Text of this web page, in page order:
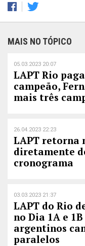
MAIS NO TÓPICO
05.03.2023 20:07
LAPT Rio
campeão,
mais três
26.04.2023 22:23
LAPT retorna
diretamente
cronograma
03.03.2023 21:37
LAPT do Rio
no Dia 1A e
argentinos
paralelos